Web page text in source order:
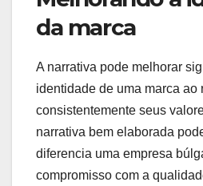
da marca
A narrativa pode melhorar
identidade de uma marca ao
consistentemente seus
narrativa bem elaborada
diferencia uma empresa
compromisso com a